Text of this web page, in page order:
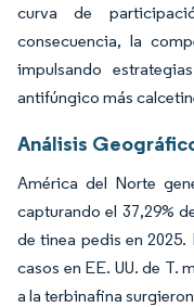
curva de
consecuencia, la
impulsando
antifúngico más
Análisis
América del Norte
capturando el 37,29%
de tinea pedis en
casos en EE. UU. de T.
a la terbinafina